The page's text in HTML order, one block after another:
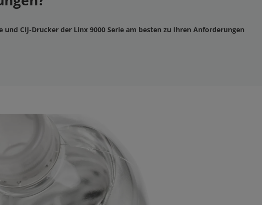
CIJ-Drucker der Linx 9000 Serie am besten zu Ihren Anforderungen